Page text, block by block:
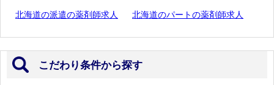
北海道の派遣の薬剤師求人 北海道のパートの薬剤師求人
こだわり条件から探す